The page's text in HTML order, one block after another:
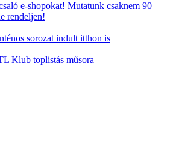
e-shopokat! Mutatunk csaknem 90
rendeljen!
sorozat indult itthon is
Klub toplistás műsora